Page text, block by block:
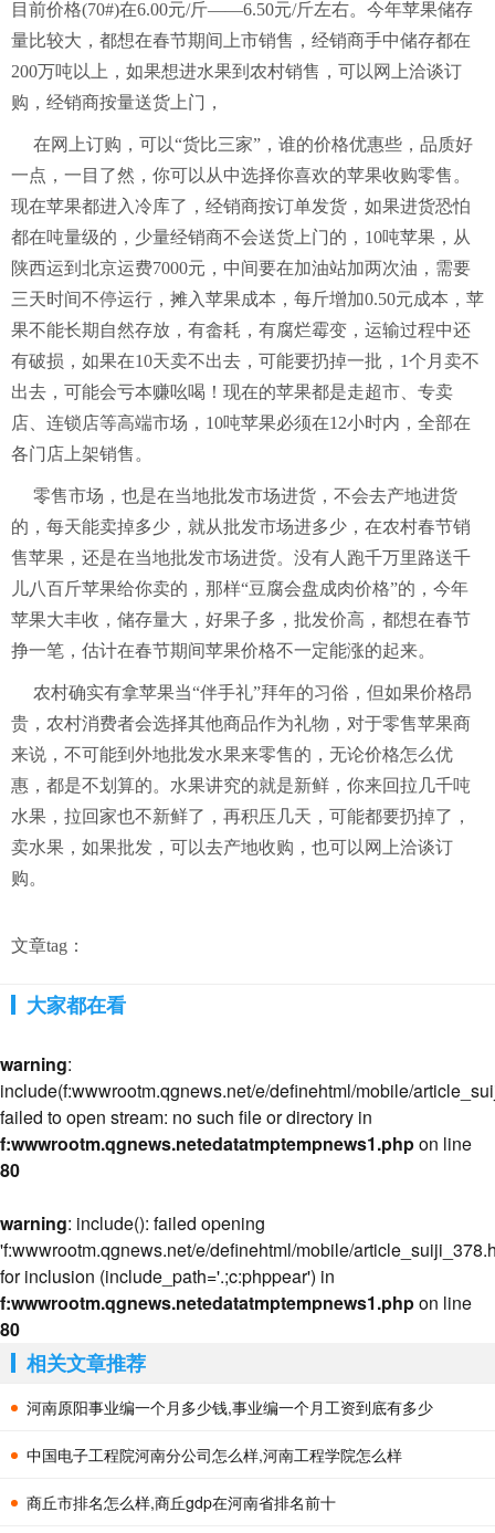
目前价格(70#)在6.00元/斤——6.50元/斤左右。今年苹果储存
量比较大，都想在春节期间上市销售，经销商手中储存都在
200万吨以上，如果想进水果到农村销售，可以网上洽谈订
购，经销商按量送货上门，
在网上订购，可以“货比三家”，谁的价格优惠些，品质好
一点，一目了然，你可以从中选择你喜欢的苹果收购零售。
现在苹果都进入冷库了，经销商按订单发货，如果进货恐怕
都在吨量级的，少量经销商不会送货上门的，10吨苹果，从
陕西运到北京运费7000元，中间要在加油站加两次油，需要
三天时间不停运行，摊入苹果成本，每斤增加0.50元成本，苹
果不能长期自然存放，有畲耗，有腐烂霉变，运输过程中还
有破损，如果在10天卖不出去，可能要扔掉一批，1个月卖不
出去，可能会亏本赚吆喝！现在的苹果都是走超市、专卖
店、连锁店等高端市场，10吨苹果必须在12小时内，全部在
各门店上架销售。
零售市场，也是在当地批发市场进货，不会去产地进货
的，每天能卖掉多少，就从批发市场进多少，在农村春节销
售苹果，还是在当地批发市场进货。没有人跑千万里路送千
儿八百斤苹果给你卖的，那样“豆腐会盘成肉价格”的，今年
苹果大丰收，储存量大，好果子多，批发价高，都想在春节
挣一笔，估计在春节期间苹果价格不一定能涨的起来。
农村确实有拿苹果当“伴手礼”拜年的习俗，但如果价格昂
贵，农村消费者会选择其他商品作为礼物，对于零售苹果商
来说，不可能到外地批发水果来零售的，无论价格怎么优
惠，都是不划算的。水果讲究的就是新鲜，你来回拉几千吨
水果，拉回家也不新鲜了，再积压几天，可能都要扔掉了，
卖水果，如果批发，可以去产地收购，也可以网上洽谈订
购。
文章tag：
大家都在看
warning:
include(f:wwwrootm.qgnews.net/e/definehtml/mobile/
failed to open stream: no such file or directory in
f:wwwrootm.qgnews.netedatatmptempnews1.phpon line
80
warning: include(): failed opening
'f:wwwrootm.qgnews.net/e/definehtml/mobile/
for inclusion (include_path='.;c:phppear') in
f:wwwrootm.qgnews.netedatatmptempnews1.phpon line
80
相关文章推荐
河南原阳事业编一个月多少钱,事业编一个月工资到底有多少
中国电子工程院河南分公司怎么样,河南工程学院怎么样
商丘市排名怎么样,商丘gdp在河南省排名前十